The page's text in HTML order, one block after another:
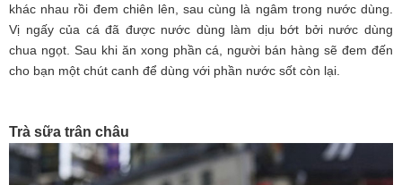
khác nhau rồi đem chiên lên, sau cùng là ngâm trong nước dùng.
Vị ngấy của cá đã được nước dùng làm dịu bớt bởi nước dùng
chua ngọt. Sau khi ăn xong phần cá, người bán hàng sẽ đem đến
cho bạn một chút canh để dùng với phần nước sốt còn lại.
Trà sữa trân châu